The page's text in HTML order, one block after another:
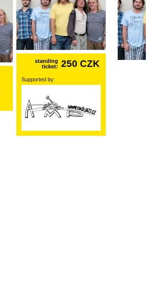
standing
ticket: 250 CZK
Supported by: